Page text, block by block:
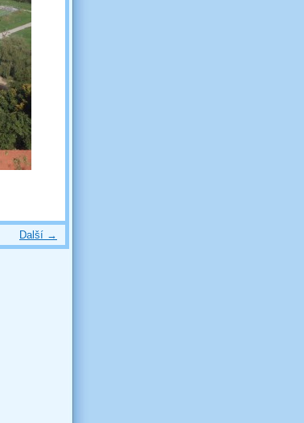
Další →